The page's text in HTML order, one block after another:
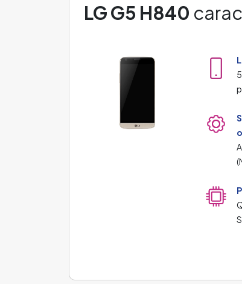
LG G5 H840